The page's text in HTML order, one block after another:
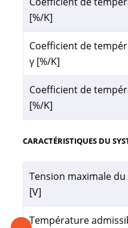
[%/K]
Coefficient de
γ [%/K]
Coefficient de
[%/K]
CARACTÉRISTIQUES DU
Tension maximale du
[V]
Température